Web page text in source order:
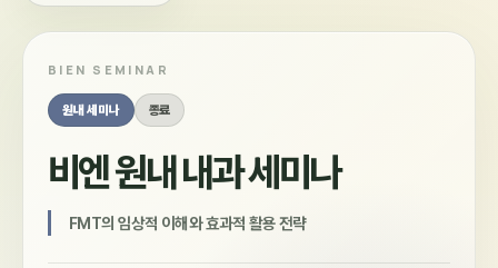
BIEN SEMINAR
원내 세미나 종료
비엔 원내 내과 세미나
FMT의 임상적 이해와 효과적 활용 전략